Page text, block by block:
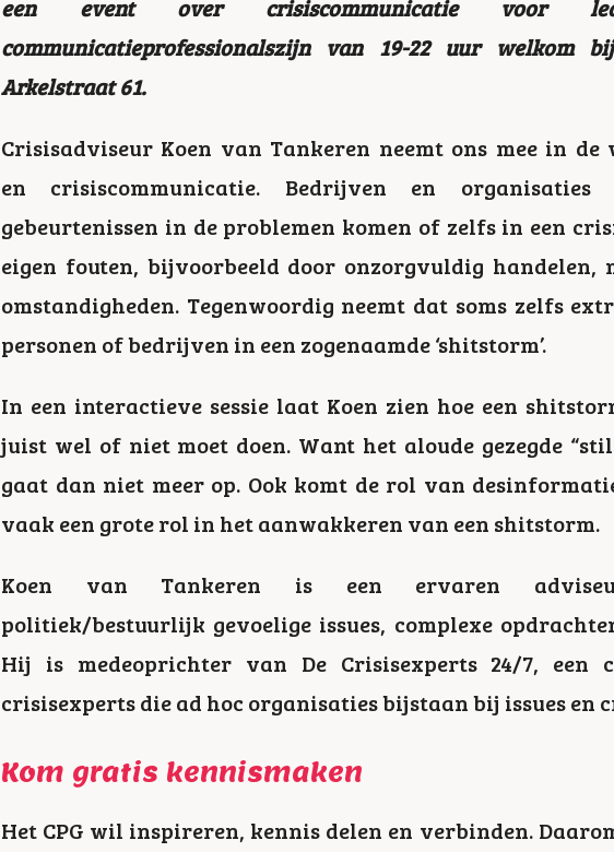
een event over crisiscommunicatie voor
communicatieprofessionalszijn van 19-22 uur welkom
Arkelstraat 61.
Crisisadviseur Koen van Tankeren neemt ons mee in
en crisiscommunicatie. Bedrijven en
gebeurtenissen in de problemen komen of zelfs in een
eigen fouten, bijvoorbeeld door onzorgvuldig
omstandigheden. Tegenwoordig neemt dat soms zelfs
personen of bedrijven in een zogenaamde ‘shitstorm’.
In een interactieve sessie laat Koen zien hoe een
juist wel of niet moet doen. Want het aloude gezegde
gaat dan niet meer op. Ook komt de rol van
vaak een grote rol in het aanwakkeren van een shitstorm.
Koen van Tankeren is een ervaren
politiek/bestuurlijk gevoelige issues, complexe
Hij is medeoprichter van De Crisisexperts 24/7, een
crisisexperts die ad hoc organisaties bijstaan bij issues en
Kom gratis kennismaken
Het CPG wil inspireren, kennis delen en verbinden.